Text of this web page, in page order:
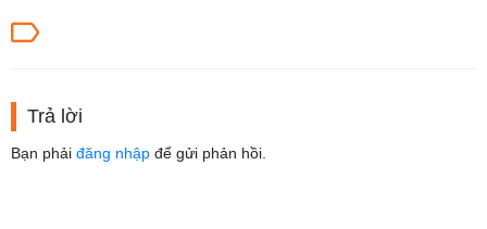
Trả lời
Bạn phải đăng nhập để gửi phản hồi.